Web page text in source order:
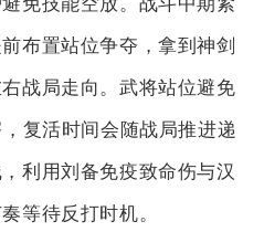
免技能空放。战斗中期紧
布置站位争夺，拿到神剑
战局走向。武将站位避免
复活时间会随战局推进递
利用刘备免疫致命伤与汉
等待反打时机。